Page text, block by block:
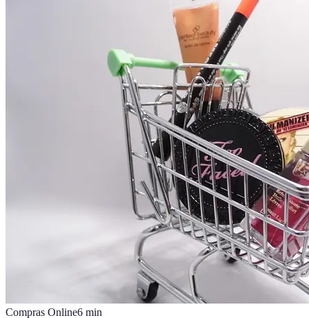
Compras Online6 min